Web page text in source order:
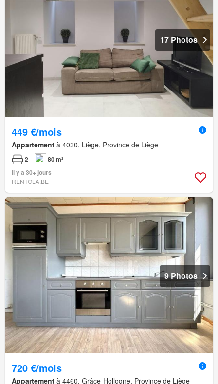
17 Photos
449 €/mois
Appartement à 4030, Liège, Province de Liège
2
80 m²
Il y a 30+ jours
RENTOLA.BE
9 Photos
720 €/mois
Appartement à 4460, Grâce-Hollogne, Province de Liège